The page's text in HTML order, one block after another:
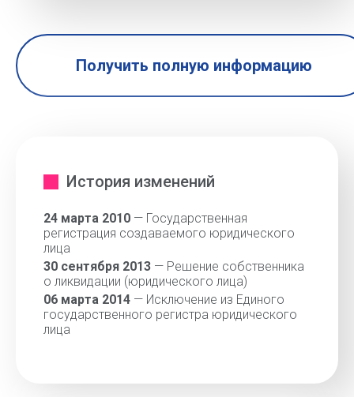
Получить полную информацию
История изменений
24 марта 2010 — Государственная
регистрация создаваемого юридического
лица
30 сентября 2013 — Решение собственника
о ликвидации (юридического лица)
06 марта 2014 — Исключение из Единого
государственного регистра юридического
лица